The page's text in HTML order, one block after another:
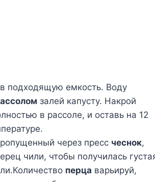
подходящую емкость. Воду
залей капусту. Накрой
в рассоле, и оставь на 12
через пресс чеснок,
чили, чтобы получилась
перца варьируй,